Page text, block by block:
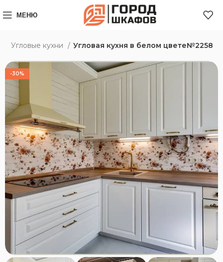
МЕНЮ
Угловые кухни Угловая кухня в белом цвете№2258
-30%